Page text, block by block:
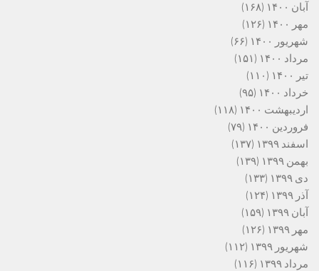
آبان ۱۴۰۰
(۱۶۸)
مهر ۱۴۰۰
(۱۲۶)
شهریور ۱۴۰۰
(۶۶)
مرداد ۱۴۰۰
(۱۵۱)
تیر ۱۴۰۰
(۱۱۰)
خرداد ۱۴۰۰
(۹۵)
اردیبهشت ۱۴۰۰
(۱۱۸)
فروردین ۱۴۰۰
(۷۹)
اسفند ۱۳۹۹
(۱۳۷)
بهمن ۱۳۹۹
(۱۳۹)
دی ۱۳۹۹
(۱۳۳)
آذر ۱۳۹۹
(۱۲۴)
آبان ۱۳۹۹
(۱۵۹)
مهر ۱۳۹۹
(۱۲۶)
شهریور ۱۳۹۹
(۱۱۲)
مرداد ۱۳۹۹
(۱۱۶)